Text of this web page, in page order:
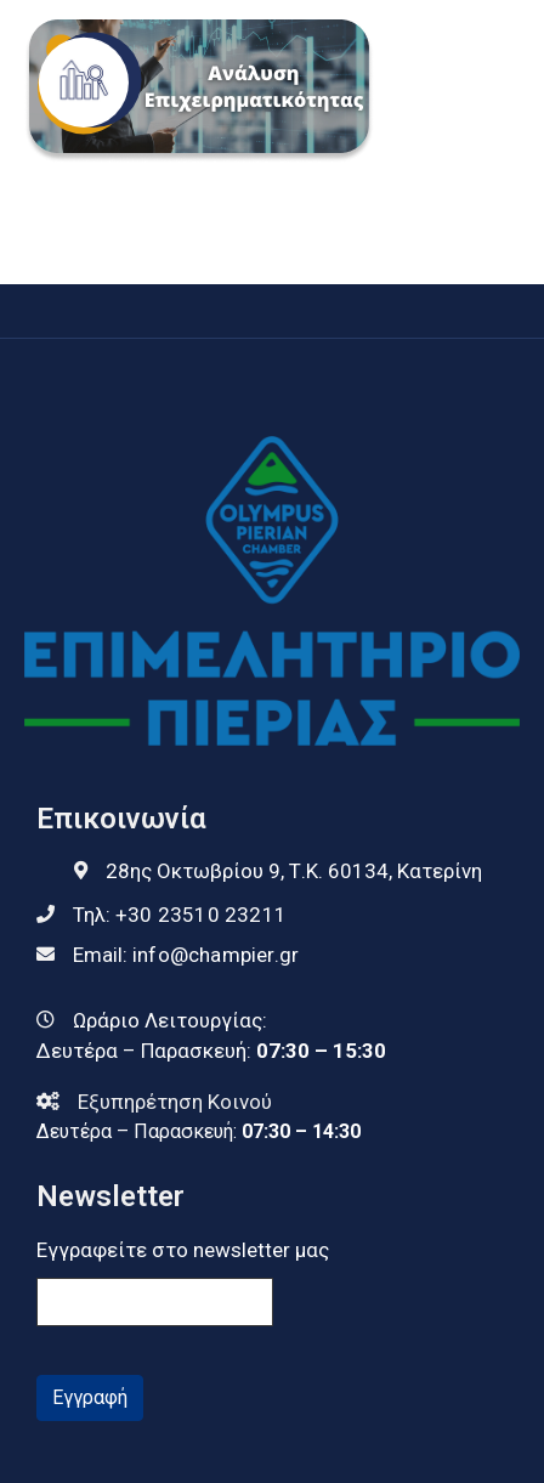
Επικοινωνία
28ης Οκτωβρίου 9, Τ.Κ. 60134, Κατερίνη
Τηλ: +30 23510 23211
Email: info@champier.gr
Ωράριο Λειτουργίας:
Δευτέρα – Παρασκευή: 07:30 – 15:30
Εξυπηρέτηση Κοινού
Δευτέρα – Παρασκευή: 07:30 – 14:30
Newsletter
Εγγραφείτε στο newsletter μας
Εγγραφή